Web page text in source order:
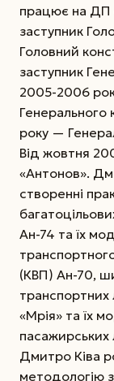
працює на ДП
заступник
Головний
заступник
2005-2006
року —
Від жовтня
«Антонов».
створенні
Ан-74 та їх
(КВП) Ан-70,
транспортних
«Мрія» та їх
пасажирських
Дмитро Ківа
методологію